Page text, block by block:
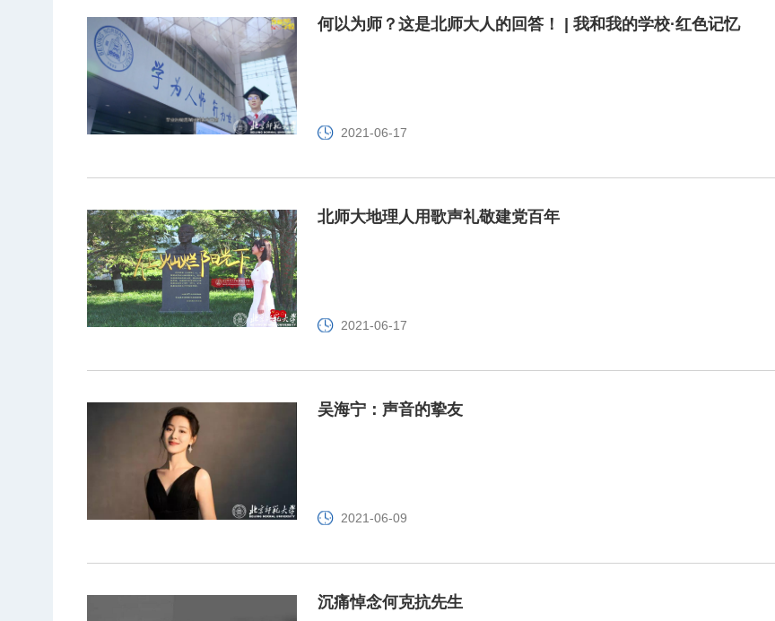
何以为师？这是北师大人的回答！ | 我和我的学校·红色记忆
2021-06-17
北师大地理人用歌声礼敬建党百年
2021-06-17
吴海宁：声音的挚友
2021-06-09
沉痛悼念何克抗先生